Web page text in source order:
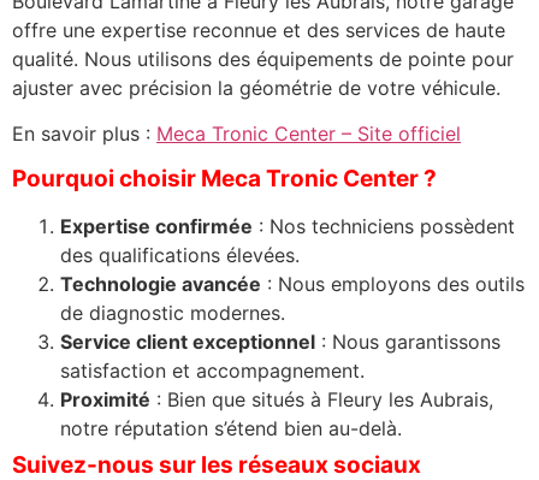
offre une expertise reconnue et des services de haute
qualité. Nous utilisons des équipements de pointe pour
ajuster avec précision la géométrie de votre véhicule.
En savoir plus : Meca Tronic Center – Site officiel
Pourquoi choisir Meca Tronic Center ?
Expertise confirmée : Nos techniciens possèdent
des qualifications élevées.
Technologie avancée : Nous employons des outils
de diagnostic modernes.
Service client exceptionnel : Nous garantissons
satisfaction et accompagnement.
Proximité : Bien que situés à Fleury les Aubrais,
notre réputation s’étend bien au-delà.
Suivez-nous sur les réseaux sociaux